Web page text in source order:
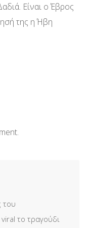
Είναι ο Έβρος
της η Ήβη
του
το τραγούδι